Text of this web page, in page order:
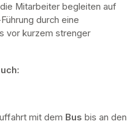
Mitarbeiter begleiten auf
durch eine
vor kurzem strenger
mit dem Bus bis an den